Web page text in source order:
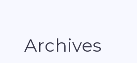
Archives